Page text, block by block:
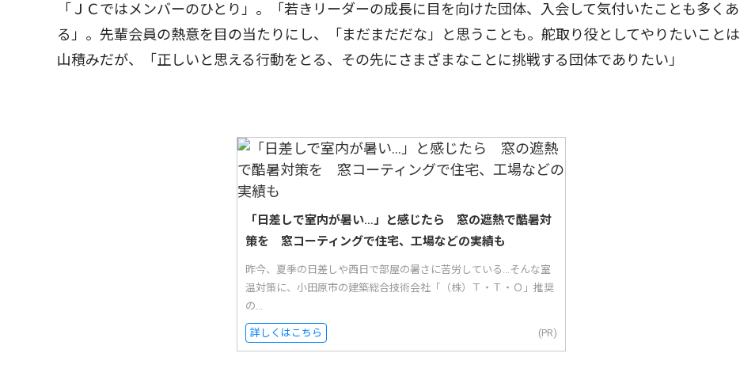
「ＪＣではメンバーのひとり」。「若きリーダーの成長に目を向けた団体、入会して気付いたことも多くあ
る」。先輩会員の熱意を目の当たりにし、「まだまだだな」と思うことも。舵取り役としてやりたいことは
山積みだが、「正しいと思える行動をとる、その先にさまざまなことに挑戦する団体でありたい」
「日差しで室内が暑い…」と感じたら 窓の遮熱で酷暑対
策を 窓コーティングで住宅、工場などの実績も
昨今、夏季の日差しや西日で部屋の暑さに苦労している...そんな室
温対策に、小田原市の建築総合技術会社「（株）Ｔ・Ｔ・Ｏ」推奨
の...
詳しくはこちら (PR)